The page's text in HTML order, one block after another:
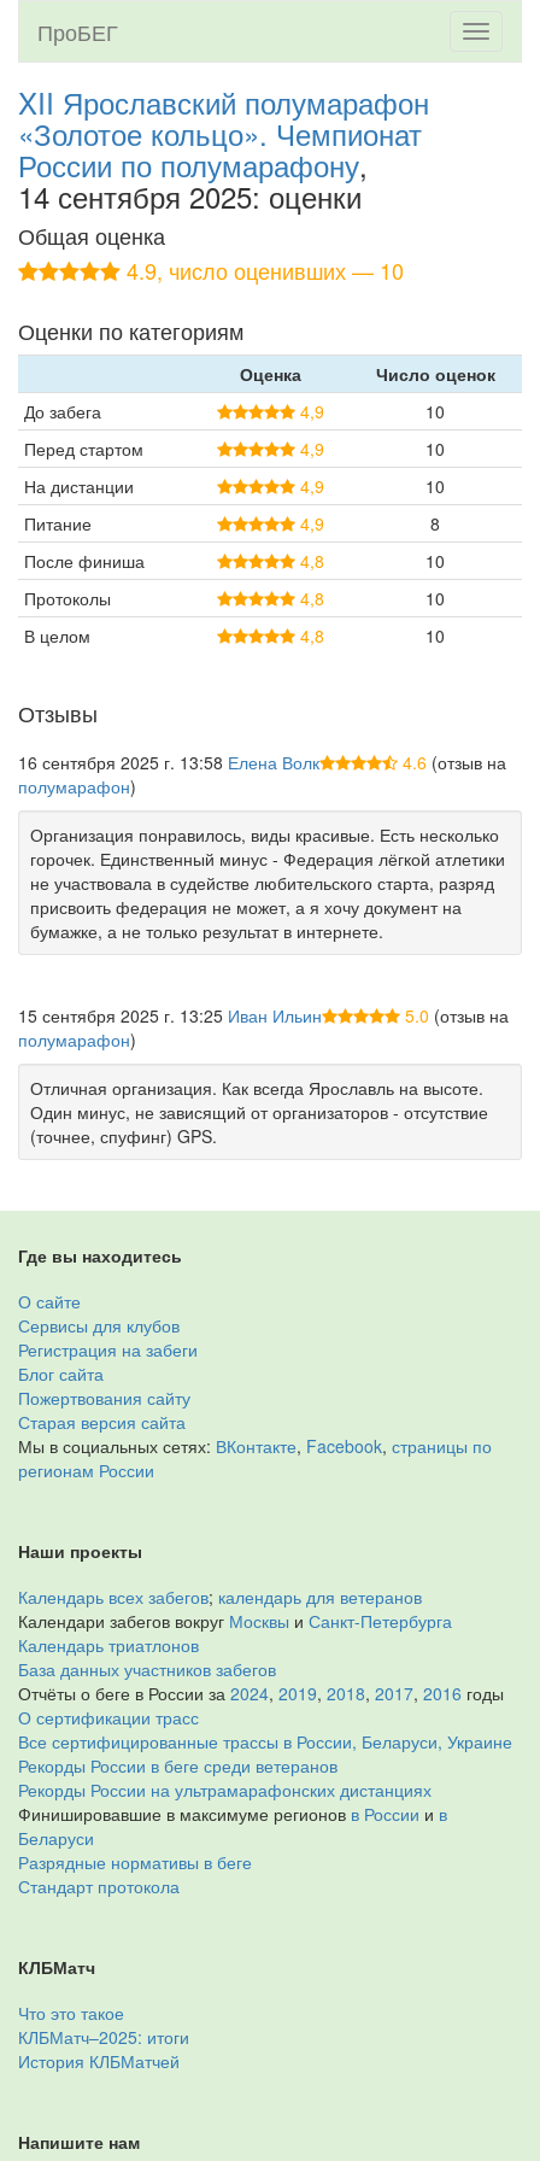
Toggle
ПроБЕГ
XII Ярославский полумарафон
«Золотое кольцо». Чемпионат
России по полумарафону,
14 сентября 2025: оценки
Общая оценка
4.9, число оценивших — 10
Оценки по категориям
Оценка
Число оценок
До забега
4,9
10
Перед стартом
4,9
10
На дистанции
4,9
10
Питание
4,9
8
После финиша
4,8
10
Протоколы
4,8
10
В целом
4,8 10
Отзывы
16 сентября 2025 г. 13:58 Елена Волк 4.6 (отзыв на
полумарафон)
Организация понравилось, виды красивые. Есть несколько
горочек. Единственный минус - Федерация лёгкой атлетики
не участвовала в судействе любительского старта, разряд
присвоить федерация не может, а я хочу документ на
бумажке, а не только результат в интернете.
15 сентября 2025 г. 13:25 Иван Ильин 5.0 (отзыв на
полумарафон)
Отличная организация. Как всегда Ярославль на высоте.
Один минус, не зависящий от организаторов - отсутствие
(точнее, спуфинг) GPS.
Где вы находитесь
О сайте
Сервисы для клубов
Регистрация на забеги
Блог сайта
Пожертвования сайту
Старая версия сайта
Мы в социальных сетях: ВКонтакте, Facebook, страницы по
регионам России
Наши проекты
Календарь всех забегов; календарь для ветеранов
Календари забегов вокруг Москвы и Санкт-Петербурга
Календарь триатлонов
База данных участников забегов
Отчёты о беге в России за 2024, 2019, 2018, 2017, 2016 годы
О сертификации трасс
Все сертифицированные трассы в России, Беларуси, Украине
Рекорды России в беге среди ветеранов
Рекорды России на ультрамарафонских дистанциях
Финишировавшие в максимуме регионов в России и в
Беларуси
Разрядные нормативы в беге
Стандарт протокола
КЛБМатч
Что это такое
КЛБМатч–2025: итоги
История КЛБМатчей
Напишите нам